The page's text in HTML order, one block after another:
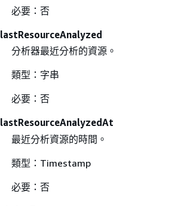
必要：否
lastResourceAnalyzed
分析器最近分析的資源。
類型：字串
必要：否
lastResourceAnalyzedAt
最近分析資源的時間。
類型：Timestamp
必要：否